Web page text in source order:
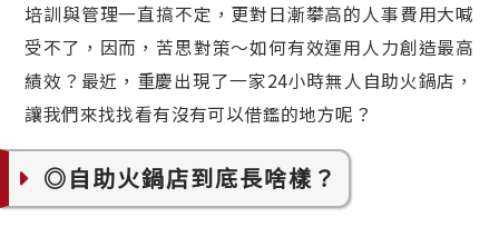
培訓與管理一直搞不定，更對日漸攀高的人事費用大喊
受不了，因而，苦思對策～如何有效運用人力創造最高
績效？最近，重慶出現了一家24小時無人自助火鍋店，
讓我們來找找看有沒有可以借鑑的地方呢？
◎自助火鍋店到底長啥樣？